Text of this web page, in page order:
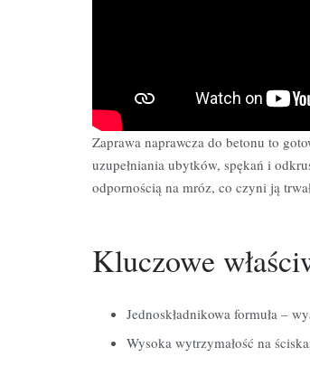
Zaprawa naprawcza do betonu to
uzupełniania ubytków, spękań i
odpornością na mróz, co czyni ją
Kluczowe
Jednoskładnikowa formuła –
Wysoka wytrzymałość na